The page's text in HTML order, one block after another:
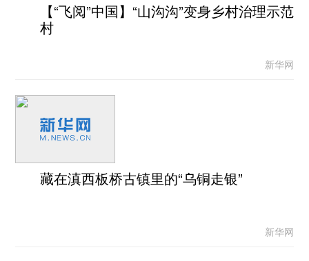
【“飞阅”中国】“山沟沟”变身乡村治理示范
村
新华网
藏在滇西板桥古镇里的“乌铜走银”
新华网